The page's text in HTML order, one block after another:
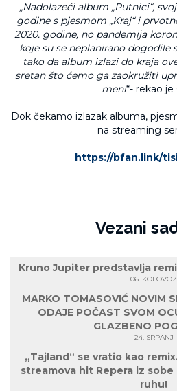
„Nadolazeći album „Putnici“,
godine s pjesmom „Kraj“ i
2020. godine, no pandemija
koje su se neplanirano dogodile
tako da album izlazi do kraja
sretan što ćemo ga zaokružiti
meni“- rekao je
Dok čekamo izlazak albuma,
na streaming
https://bfan.link/
Vezani
Kruno Jupiter predstavlja
06. KOLOVOZ
MARKO TOMASOVIĆ NOVIM
ODAJE POČAST SVOM
GLAZBENO
24. SRPANJ
„Tajland“ se vratio kao
streamova hit Repera iz
ruhu!